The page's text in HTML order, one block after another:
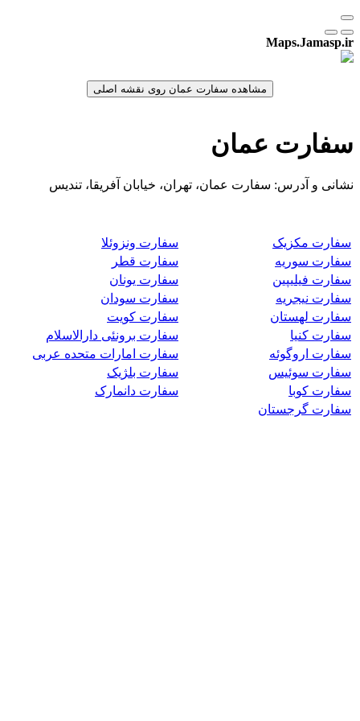
Maps.Jamasp.ir
سفارت عمان
نشانی و آدرس: سفارت عمان، تهران، خیابان آفریقا، تندیس
سفارت مکزیک
سفارت ونزوئلا
سفارت سوریه
سفارت قطر
سفارت فیلیپین
سفارت یونان
سفارت نیجریه
سفارت سودان
سفارت لهستان
سفارت کویت
سفارت کنیا
سفارت برونئی دارالاسلام
سفارت اروگوئه
سفارت امارات متحده عربی
سفارت سوئیس
سفارت بلژیک
سفارت کوبا
سفارت دانمارک
سفارت گرجستان